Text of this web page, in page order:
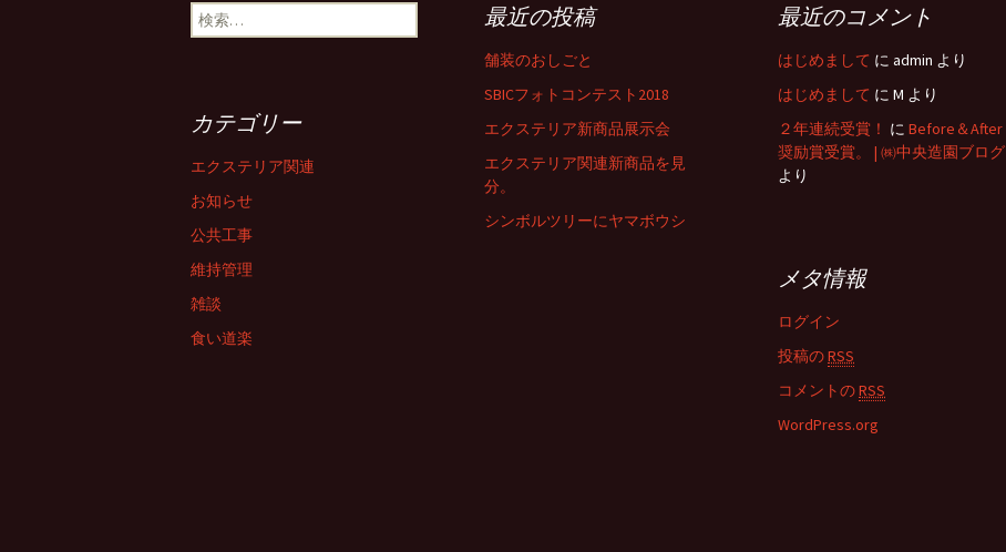
検
索
最近の投稿
舗装のおしごと
SBICフォトコンテスト2018
エクステリア新商品展示会
エクステリア関連新商品を見
分。
シンボルツリーにヤマボウシ
最近のコメント
はじめまして に admin より
はじめまして に M より
２年連続受賞！ に Before＆After
奨励賞受賞。 | ㈱中央造園ブログ
より
カテゴリー
エクステリア関連
お知らせ
公共工事
維持管理
雑談
食い道楽
メタ情報
ログイン
投稿のRSS
コメントのRSS
WordPress.org